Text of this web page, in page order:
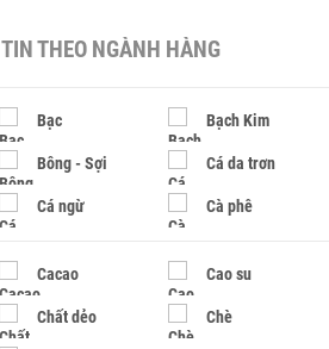
TIN THEO NGÀNH HÀNG
Bạc Bạch Kim
Bông - Sợi Cá da trơn
Cá ngừ Cà phê
Cacao Cao su
Chất dẻo Chè